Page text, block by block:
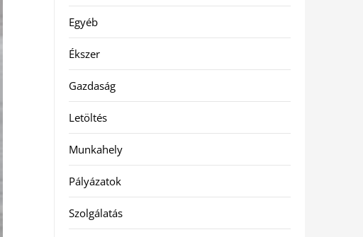
Egyéb
Ékszer
Gazdaság
Letöltés
Munkahely
Pályázatok
Szolgálatás